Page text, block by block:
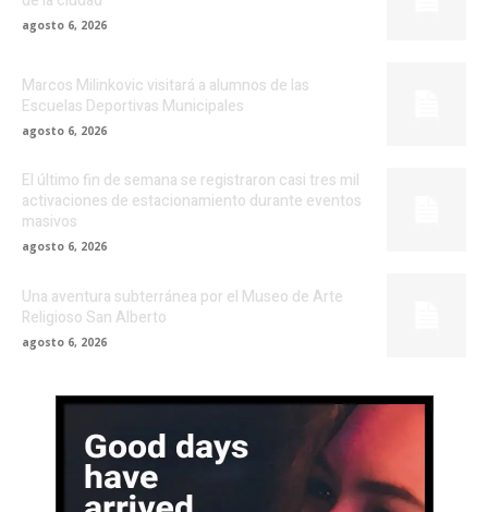
agosto 6, 2026
Marcos Milinkovic visitará a alumnos de las
Escuelas Deportivas Municipales
agosto 6, 2026
El último fin de semana se registraron casi tres mil
activaciones de estacionamiento durante eventos
masivos
agosto 6, 2026
Una aventura subterránea por el Museo de Arte
Religioso San Alberto
agosto 6, 2026